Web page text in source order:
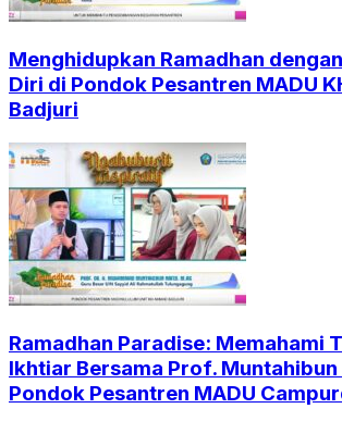
Menghidupkan Ramadhan
Diri di Pondok Pesantren MADU
Badjuri
Ramadhan Paradise: Memahami
Ikhtiar Bersama Prof.
Pondok Pesantren MADU